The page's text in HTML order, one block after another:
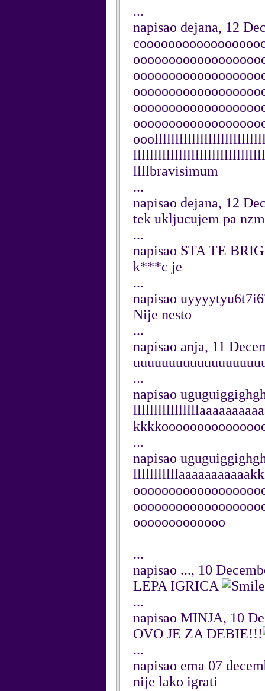
...
napisao dejana, 12
llllbravisimum
...
napisao dejana, 12
tek ukljucujem pa
...
napisao STA TE
k***c je
...
napisao
Nije nesto
...
napisao anja, 11
...
napisao
...
napisao
ooooooooooooo
...
napisao ..., 10
LEPA IGRICA
...
napisao MINJA, 10
OVO JE ZA DEBIE!!!
...
napisao ema 07
nije lako igrati